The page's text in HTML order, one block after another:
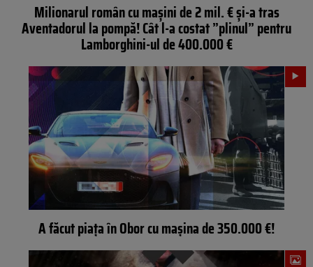
Milionarul român cu mașini de 2 mil. € și-a tras
Aventadorul la pompă! Cât l-a costat ”plinul” pentru
Lamborghini-ul de 400.000 €
A făcut piața în Obor cu mașina de 350.000 €!